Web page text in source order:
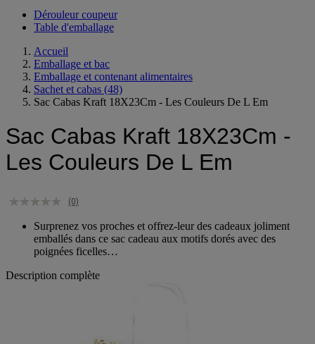
Dérouleur coupeur
Accueil
Emballage et bac
Emballage et contenant alimentaires
Sachet et cabas (48)
Sac Cabas Kraft 18X23Cm -
Les Couleurs De L Em
Surprenez vos proches et offrez-leur des cadeaux joliment
emballés dans ce sac cadeau aux motifs dorés avec des